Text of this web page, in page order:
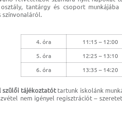
tantárgy és csoport
színvonaláról.
4. óra
11:15 – 12:00
5. óra
12:25 – 13:10
6. óra
13:35 – 14:20
szülői tájékoztatóttartunk iskolánk
nem igényel regisztrációt –